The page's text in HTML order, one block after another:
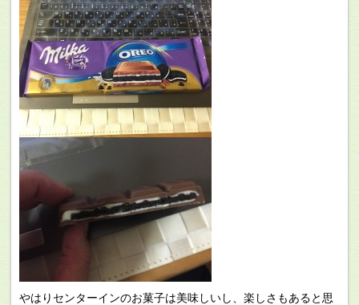
やはりセンターインのお菓子は美味しいし、楽しさもあると思